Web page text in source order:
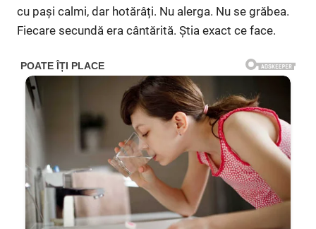
cu pași calmi, dar hotărâți. Nu alerga. Nu se grăbea.
Fiecare secundă era cântărită. Știa exact ce face.